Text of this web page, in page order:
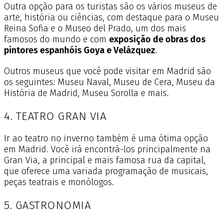
Outra opção para os turistas são os vários museus de
arte, história ou ciências, com destaque para o Museu
Reina Sofia e o Museo del Prado, um dos mais
famosos do mundo e com exposição de obras dos
pintores espanhóis Goya e Velázquez.
Outros museus que você pode visitar em Madrid são
os seguintes: Museu Naval, Museu de Cera, Museu da
História de Madrid, Museu Sorolla e mais.
4. TEATRO GRAN VIA
Ir ao teatro no inverno também é uma ótima opção
em Madrid. Você irá encontrá-los principalmente na
Gran Via, a principal e mais famosa rua da capital,
que oferece uma variada programação de musicais,
peças teatrais e monólogos.
5. GASTRONOMIA